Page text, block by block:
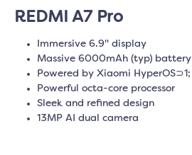
REDMI A7 Pro
Immersive 6.9" display
Massive 6000mAh (typ) battery
Powered by Xiaomi HyperOS⊃1;
Powerful octa-core processor
Sleek and refined design
13MP AI dual camera